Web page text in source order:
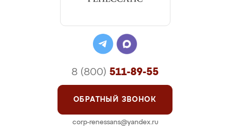
8 (800) 511-89-55
ОБРАТНЫЙ ЗВОНОК
corp-renessans@yandex.ru